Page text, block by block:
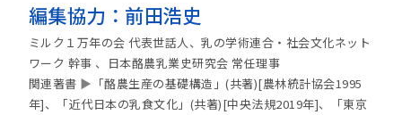
編集協力：前田浩史
ミルク１万年の会 代表世話人、乳の学術連合・社会文化ネット
ワーク 幹事 、日本酪農乳業史研究会 常任理事
関連著書 ▶ 「酪農生産の基礎構造」(共著)[農林統計協会1995
年]、「近代日本の乳食文化」(共著)[中央法規2019年]、「東京